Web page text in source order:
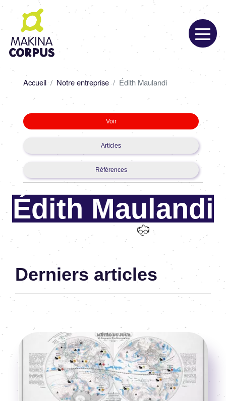
Aller
contenu
principal
d'Ariane
Accueil Notre entreprise Édith Maulandi
Primary
tabs
Voir
Articles
Références
Édith Maulandi
Dataviz-Dev frontend
Derniers articles
Voir l'article
Image